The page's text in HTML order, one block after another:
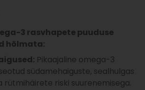
3 rasvhapete puuduse
hõlmata:
Pikaajaline omega-3
südamehaiguste, sealhulgas
rütmihäirete riski suurenemisega.